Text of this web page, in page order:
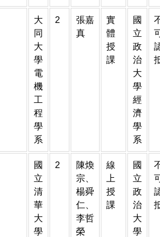
大
同
大
學
電
機
工
程
學
系
2
張嘉
真
實
體
授
課
國
立
政
治
大
學
經
濟
學
系
國
立
清
華
大
學
2
陳煥
宗、
楊舜
仁、
李哲
榮
線
上
授
課
國
立
政
治
大
學